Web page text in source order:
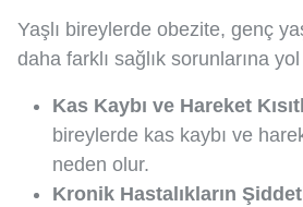
Yaşlı bireylerde obezite, genç
daha farklı sağlık sorunlarına
Kas Kaybı ve Hareket
bireylerde kas kaybı ve
neden olur.
Kronik Hastalıkların